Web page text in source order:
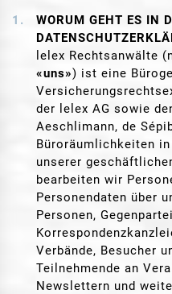
WORUM GEHT ES IN
lelex Rechtsanwälte
«uns») ist eine
der lelex AG sowie
Aeschlimann, de
Büroräumlichkeiten
unserer
bearbeiten wir
Personendaten über
Personen,
Verbände, Besucher
Teilnehmende an
Newslettern und